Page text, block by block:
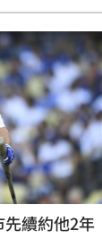
續約他2年